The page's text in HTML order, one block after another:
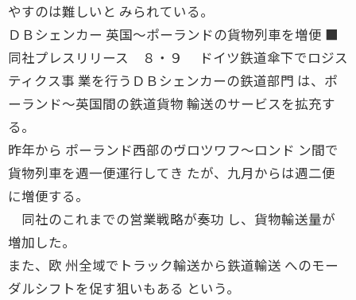
やすのは難しいと みられている。
ＤＢシェンカー 英国〜ポーランドの貨物列車を増便 ■
同社プレスリリース ８・９ ドイツ鉄道傘下でロジス
ティクス事 業を行うＤＢシェンカーの鉄道部門 は、ポ
ーランド〜英国間の鉄道貨物 輸送のサービスを拡充す
る。
昨年から ポーランド西部のヴロツワフ〜ロンド ン間で
貨物列車を週一便運行してき たが、九月からは週二便
に増便する。
同社のこれまでの営業戦略が奏功 し、貨物輸送量が
増加した。
また、欧 州全域でトラック輸送から鉄道輸送 へのモー
ダルシフトを促す狙いもある という。